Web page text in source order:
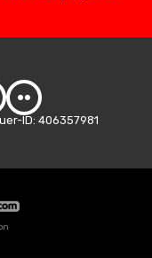
ID: 406357981